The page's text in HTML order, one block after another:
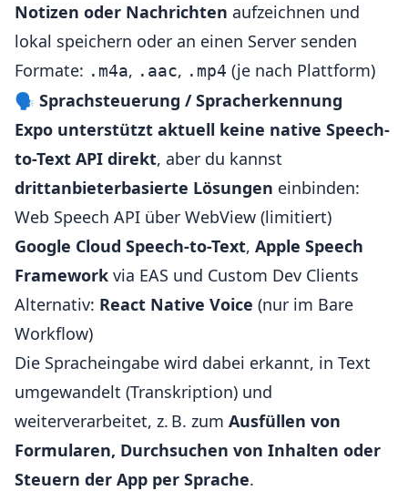
Notizen oder Nachrichten aufzeichnen und
lokal speichern oder an einen Server senden
Formate: .m4a, .aac, .mp4 (je nach Plattform)
🗣️ Sprachsteuerung / Spracherkennung
Expo unterstützt aktuell keine native Speech-
to-Text API direkt, aber du kannst
drittanbieterbasierte Lösungen einbinden:
Web Speech API über WebView (limitiert)
Google Cloud Speech-to-Text, Apple Speech
Framework via EAS und Custom Dev Clients
Alternativ: React Native Voice (nur im Bare
Workflow)
Die Spracheingabe wird dabei erkannt, in Text
umgewandelt (Transkription) und
weiterverarbeitet, z. B. zum Ausfüllen von
Formularen, Durchsuchen von Inhalten oder
Steuern der App per Sprache.